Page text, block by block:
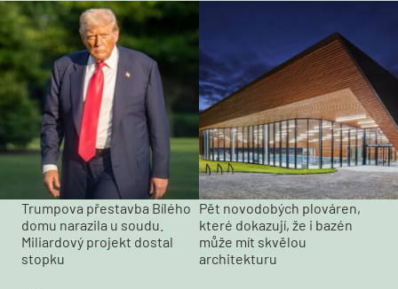
Trumpova přestavba Bílého
domu narazila u soudu.
Miliardový projekt dostal
stopku
Pět novodobých plováren,
které dokazují, že i bazén
může mít skvělou
architekturu